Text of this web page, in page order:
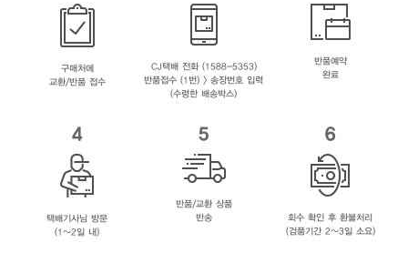
구매처에
교환/반품 접수
CJ택배 전화 (1588-5353)
반품접수 (1번) > 송장번호 입력
(수령한 배송박스)
반품예약
완료
4
택배기사님 방문
(1~2일 내)
5
반품/교환 상품
반송
6
회수 확인 후 환불처리
(검품기간 2~3일 소요)